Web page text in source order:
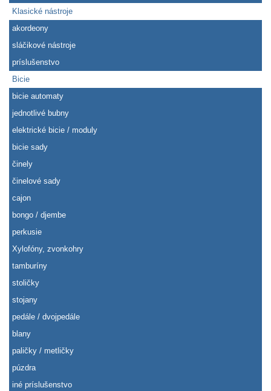
Klasické nástroje
akordeony
sláčikové nástroje
príslušenstvo
Bicie
bicie automaty
jednotlivé bubny
elektrické bicie / moduly
bicie sady
činely
činelové sady
cajon
bongo / djembe
perkusie
Xylofóny, zvonkohry
tamburíny
stoličky
stojany
pedále / dvojpedále
blany
paličky / metličky
púzdra
iné príslušenstvo